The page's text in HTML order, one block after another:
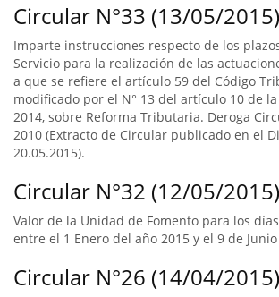
Circular N°33 (13/05/2015)
Imparte instrucciones respecto de los
Servicio para la realización de las
a que se refiere el artículo 59 del Código
modificado por el N° 13 del artículo 10 de la
2014, sobre Reforma Tributaria. Deroga
2010 (Extracto de Circular publicado en el
20.05.2015).
Circular N°32 (12/05/2015)
Valor de la Unidad de Fomento para los
entre el 1 Enero del año 2015 y el 9 de
Circular N°26 (14/04/2015)